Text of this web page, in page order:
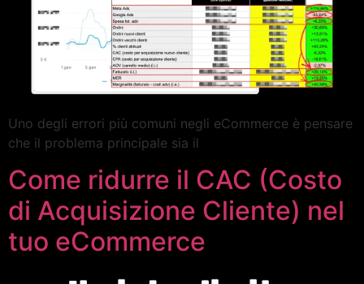
Uno degli errori più comuni negli eCommerce è pensare
che il problema principale sia il
Come ridurre il CAC (Costo
di Acquisizione Cliente) nel
tuo eCommerce